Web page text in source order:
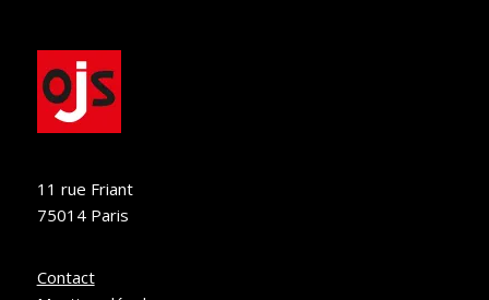
11 rue Friant
75014 Paris
Contact